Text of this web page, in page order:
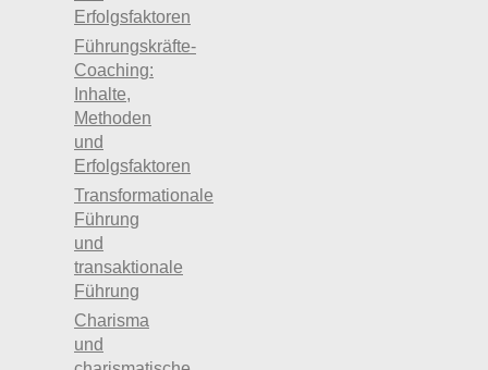
Erfolgsfaktoren
Führungskräfte-
Coaching:
Inhalte,
Methoden
und
Erfolgsfaktoren
Transformationale
Führung
und
transaktionale
Führung
Charisma
und